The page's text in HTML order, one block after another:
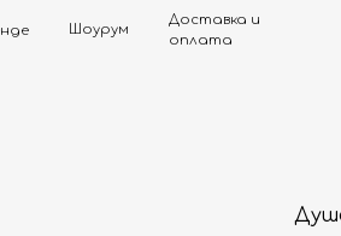
Доставка и
оплата
Шоурум